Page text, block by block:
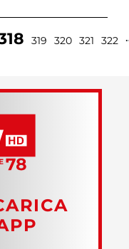
319 320 321 322